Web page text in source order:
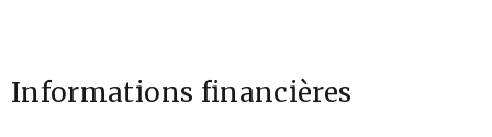
Informations financières